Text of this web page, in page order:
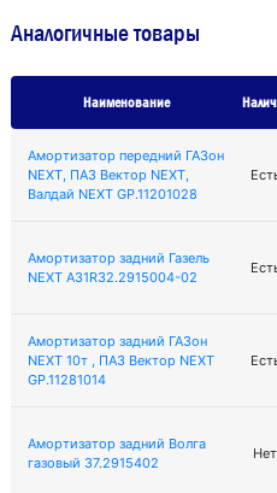
Аналогичные товары
Наименование
Амортизатор передний ГАЗон
NEXT, ПАЗ Вектор NEXT,
Валдай NEXT GP.11201028
Амортизатор задний Газель
NEXT A31R32.2915004-02
Амортизатор задний ГАЗон
NEXT 10т , ПАЗ Вектор NEXT
GP.11281014
Амортизатор задний Волга
газовый 37.2915402
Нет